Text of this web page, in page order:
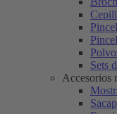
Sets
Accesorios